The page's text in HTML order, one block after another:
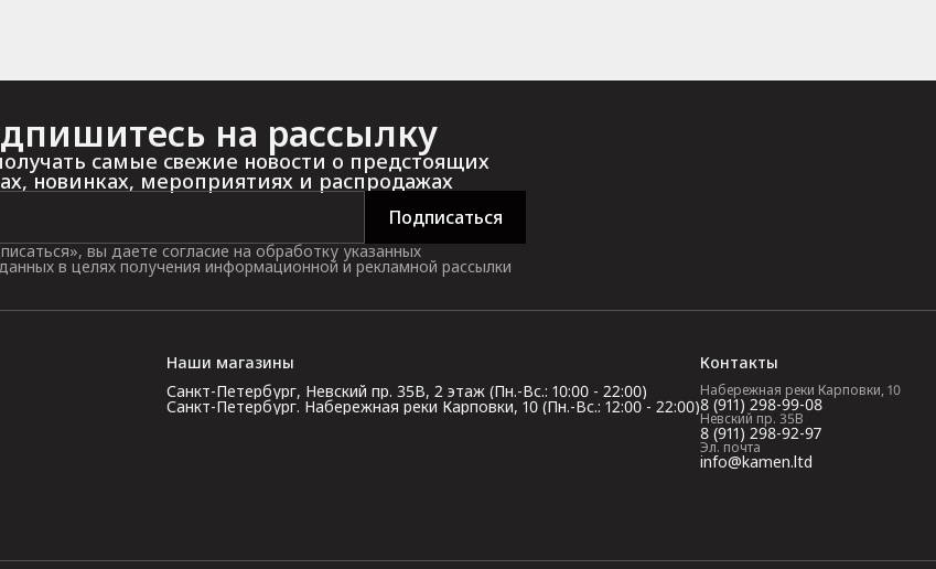
на рассылку
самые свежие новости о предстоящих
новинках, мероприятиях и распродажах
Подписаться
вы даете согласие на обработку указанных
в целях получения информационной и рекламной рассылки
Наши магазины
Санкт-Петербург, Невский пр. 35В, 2 этаж (Пн.-Вс.: 10:00 - 22:00)
Санкт-Петербург. Набережная реки Карповки, 10 (Пн.-Вс.: 12:00 - 22:00)
Контакты
Набережная реки Карповки, 10
8 (911) 298-99-08
Невский пр. 35В
8 (911) 298-92-97
Эл. почта
info@kamen.ltd